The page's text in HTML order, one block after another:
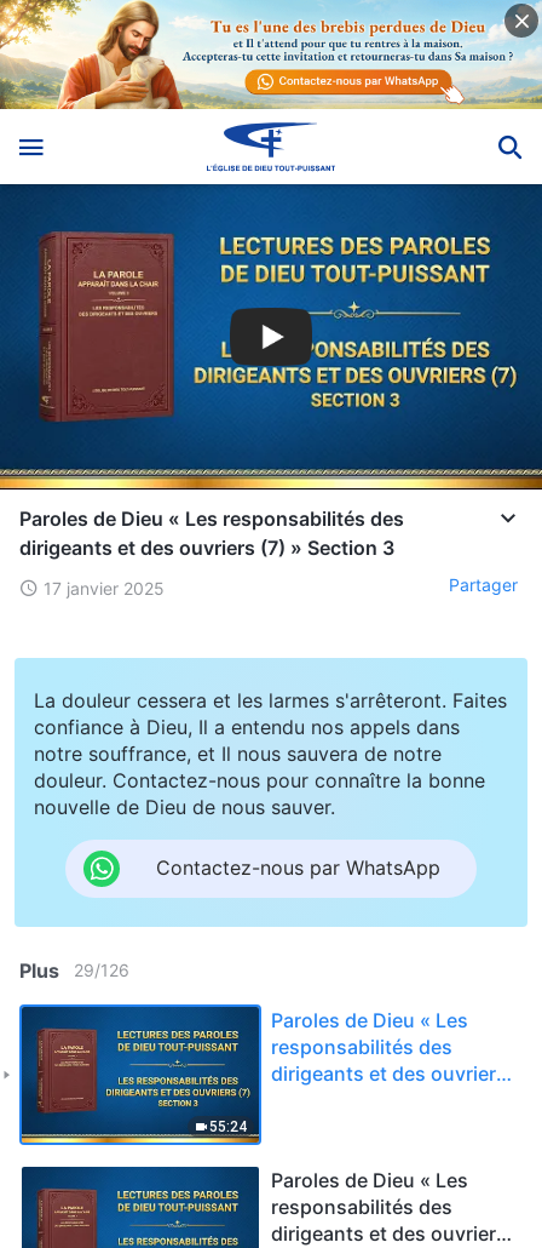
Paroles de Dieu « Les responsabilités des
dirigeants et des ouvriers (7) » Section 3
17 janvier 2025 Partager
La douleur cessera et les larmes s'arrêteront. Faites
confiance à Dieu, Il a entendu nos appels dans
notre souffrance, et Il nous sauvera de notre
douleur. Contactez-nous pour connaître la bonne
nouvelle de Dieu de nous sauver.
Contactez-nous par WhatsApp
Plus 29/126
55:24
Paroles de Dieu « Les
responsabilités des
dirigeants et des ouvriers
Paroles de Dieu « Les
responsabilités des
dirigeants et des ouvriers